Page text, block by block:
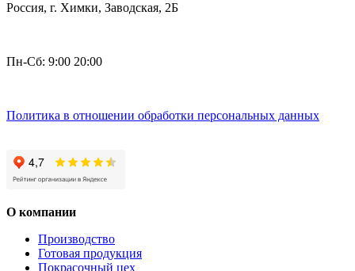
Россия, г. Химки, Заводская, 2Б
Пн-Сб: 9:00 20:00
Политика в отношении обработки персональных данных
О компании
Производство
Готовая продукция
Покрасочный цех